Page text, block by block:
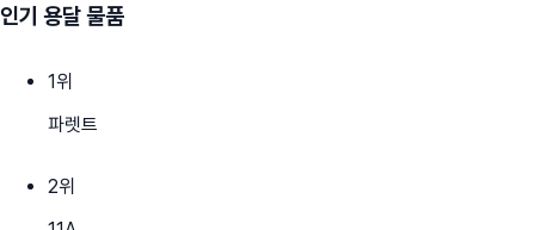
인기 용달 물품
1위
파렛트
2위